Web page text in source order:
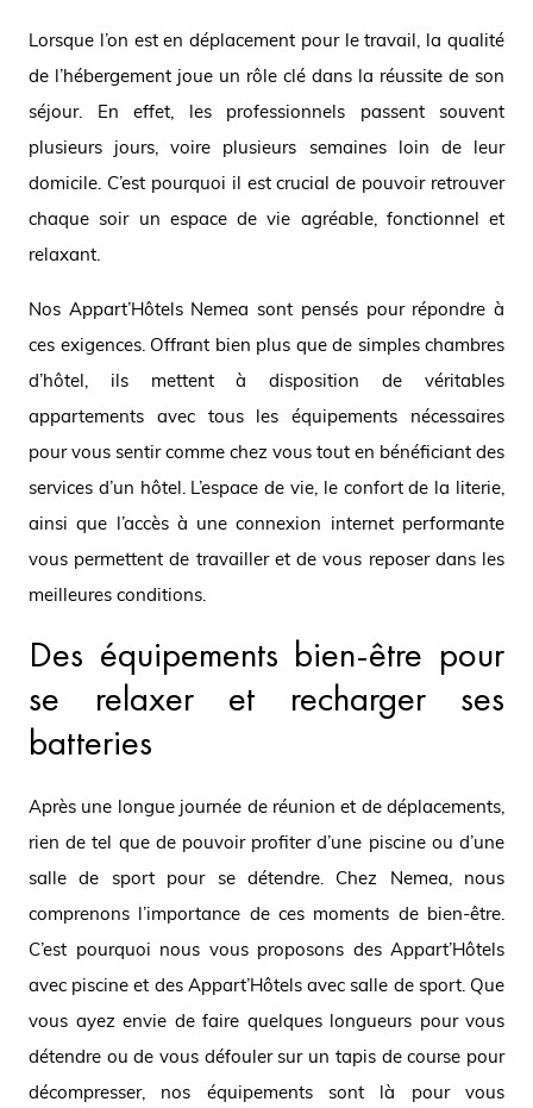
Lorsque l’on est en déplacement pour le travail, la qualité
de l’hébergement joue un rôle clé dans la réussite de son
séjour. En effet, les professionnels passent souvent
plusieurs jours, voire plusieurs semaines loin de leur
domicile. C’est pourquoi il est crucial de pouvoir retrouver
chaque soir un espace de vie agréable, fonctionnel et
relaxant.
Nos Appart’Hôtels Nemea sont pensés pour répondre à
ces exigences. Offrant bien plus que de simples chambres
d’hôtel, ils mettent à disposition de véritables
appartements avec tous les équipements nécessaires
pour vous sentir comme chez vous tout en bénéficiant des
services d’un hôtel. L’espace de vie, le confort de la literie,
ainsi que l’accès à une connexion internet performante
vous permettent de travailler et de vous reposer dans les
meilleures conditions.
Des équipements bien-être pour
se relaxer et recharger ses
batteries
Après une longue journée de réunion et de déplacements,
rien de tel que de pouvoir profiter d’une piscine ou d’une
salle de sport pour se détendre. Chez Nemea, nous
comprenons l’importance de ces moments de bien-être.
C’est pourquoi nous vous proposons des Appart’Hôtels
avec piscine et des Appart’Hôtels avec salle de sport. Que
vous ayez envie de faire quelques longueurs pour vous
détendre ou de vous défouler sur un tapis de course pour
décompresser, nos équipements sont là pour vous